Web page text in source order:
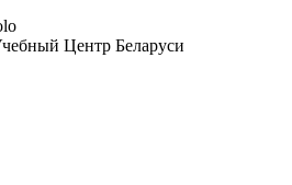
Центр Беларуси